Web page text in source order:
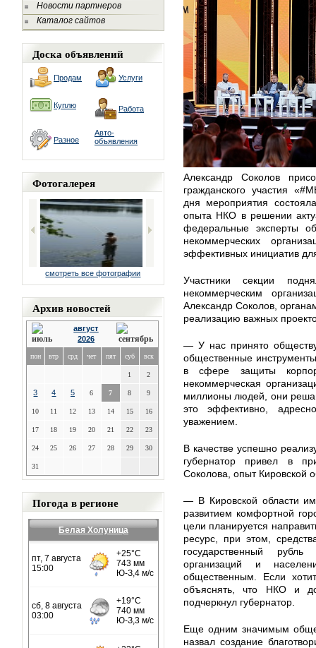
Новости партнеров
Каталог сайтов
Доска объявлений
Продам Услуги
Куплю Работа
Разное
Авто-
объявления
Фотогалерея
смотреть все фотографии
Архив новостей
август
2026
пон втр срд чет пят суб вск
1 2
3 4 5 6 7 8 9
10 11 12 13 14 15 16
17 18 19 20 21 22 23
24 25 26 27 28 29 30
31
Погода в регионе
Белая Холуница
Александр Соколов
гражданского участия
дня мероприятия
опыта НКО в решении
федеральные эксперты
некоммерческих
эффективных инициатив
Участники секции
некоммерческим
Александр Соколов,
реализацию важных
— У нас принято
общественные
в сфере защиты
некоммерческая
миллионы людей, они
это эффективно,
уважением.
В качестве успешно
губернатор привел в
Соколова, опыт Кировской
— В Кировской области
развитием комфортной
цели планируется
ресурс, при этом,
государственный
организаций и
общественным. Если
объяснять, что НКО и
подчеркнул губернатор.
Еще одним значимым
назвал создание